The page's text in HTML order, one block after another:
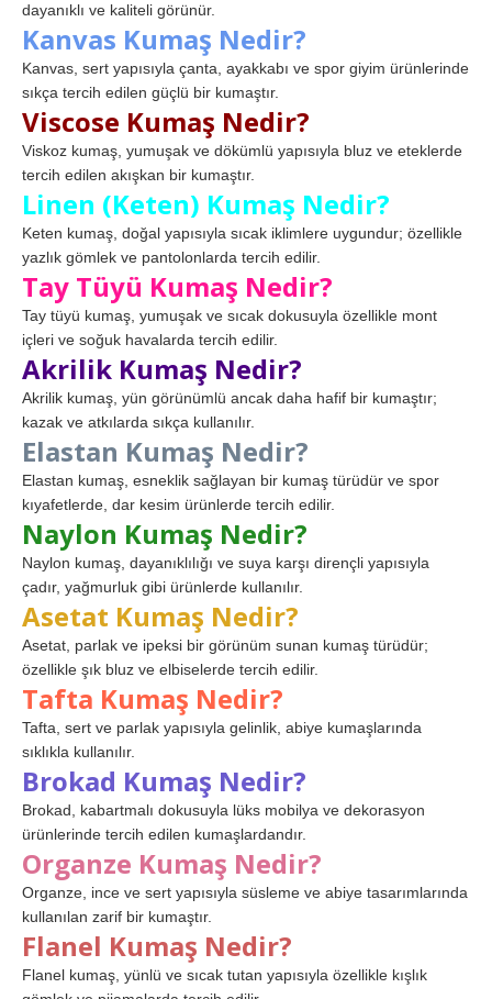
dayanıklı ve kaliteli görünür.
Kanvas Kumaş Nedir?
Kanvas, sert yapısıyla çanta, ayakkabı ve spor giyim ürünlerinde
sıkça tercih edilen güçlü bir kumaştır.
Viscose Kumaş Nedir?
Viskoz kumaş, yumuşak ve dökümlü yapısıyla bluz ve eteklerde
tercih edilen akışkan bir kumaştır.
Linen (Keten) Kumaş Nedir?
Keten kumaş, doğal yapısıyla sıcak iklimlere uygundur; özellikle
yazlık gömlek ve pantolonlarda tercih edilir.
Tay Tüyü Kumaş Nedir?
Tay tüyü kumaş, yumuşak ve sıcak dokusuyla özellikle mont
içleri ve soğuk havalarda tercih edilir.
Akrilik Kumaş Nedir?
Akrilik kumaş, yün görünümlü ancak daha hafif bir kumaştır;
kazak ve atkılarda sıkça kullanılır.
Elastan Kumaş Nedir?
Elastan kumaş, esneklik sağlayan bir kumaş türüdür ve spor
kıyafetlerde, dar kesim ürünlerde tercih edilir.
Naylon Kumaş Nedir?
Naylon kumaş, dayanıklılığı ve suya karşı dirençli yapısıyla
çadır, yağmurluk gibi ürünlerde kullanılır.
Asetat Kumaş Nedir?
Asetat, parlak ve ipeksi bir görünüm sunan kumaş türüdür;
özellikle şık bluz ve elbiselerde tercih edilir.
Tafta Kumaş Nedir?
Tafta, sert ve parlak yapısıyla gelinlik, abiye kumaşlarında
sıklıkla kullanılır.
Brokad Kumaş Nedir?
Brokad, kabartmalı dokusuyla lüks mobilya ve dekorasyon
ürünlerinde tercih edilen kumaşlardandır.
Organze Kumaş Nedir?
Organze, ince ve sert yapısıyla süsleme ve abiye tasarımlarında
kullanılan zarif bir kumaştır.
Flanel Kumaş Nedir?
Flanel kumaş, yünlü ve sıcak tutan yapısıyla özellikle kışlık